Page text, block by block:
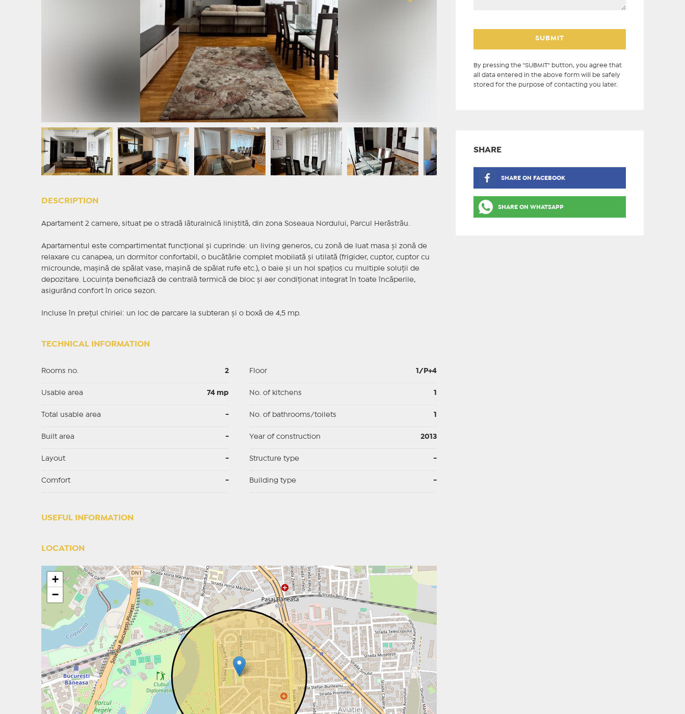
DESCRIPTION
Apartament 2 camere, situat pe o stradă lăturalnică liniștită, din zona Soseaua Nordului, Parcul Herăstrău.
Apartamentul este compartimentat funcțional și cuprinde: un living generos, cu zonă de luat masa și zonă de
relaxare cu canapea, un dormitor confortabil, o bucătărie complet mobilată și utilată (frigider, cuptor, cuptor cu
microunde, mașină de spălat vase, mașină de spălat rufe etc.), o baie și un hol spațios cu multiple soluții de
depozitare. Locuința beneficiază de centrală termică de bloc și aer condiționat integrat în toate încăperile,
asigurând confort în orice sezon.
Incluse în prețul chiriei: un loc de parcare la subteran și o boxă de 4,5 mp.
TECHNICAL INFORMATION
Rooms no. 2
Usable area 74 mp
Total usable area -
Built area -
Layout -
Comfort -
Floor 1/P+4
No. of kitchens
No. of bathrooms/toilets
Year of construction 2013
Structure type -
Building type -
USEFUL INFORMATION
LOCATION
+
−
By pressing the "SUBMIT" button, you agree that
all data entered in the above form will be safely
stored for the purpose of contacting you later.
SHARE
SHARE ON FACEBOOK
SHARE ON WHATSAPP